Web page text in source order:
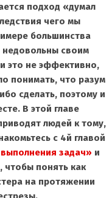
подход «думал
чего мы
большинства
своим
это не эффективно,
понимать, что разум
сделать, поэтому и
В этой главе
людей к тому,
с 4й главой
задач» и
чтобы понять как
на протяжении